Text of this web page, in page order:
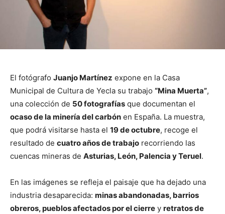
El fotógrafo Juanjo Martínez expone en la Casa
Municipal de Cultura de Yecla su trabajo “Mina Muerta”,
una colección de 50 fotografías que documentan el
ocaso de la minería del carbón en España. La muestra,
que podrá visitarse hasta el 19 de octubre, recoge el
resultado de cuatro años de trabajo recorriendo las
cuencas mineras de Asturias, León, Palencia y Teruel.
En las imágenes se refleja el paisaje que ha dejado una
industria desaparecida: minas abandonadas, barrios
obreros, pueblos afectados por el cierre y retratos de